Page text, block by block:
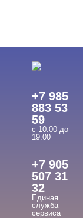
+7 985
883 53
59
с 10:00 до
19:00
+7 905
507 31
32
Единая
служба
сервиса